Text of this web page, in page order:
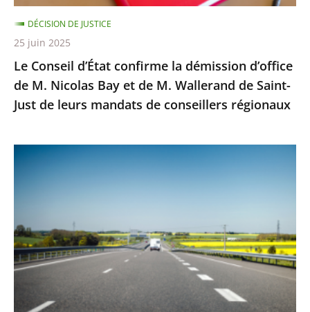
Nicolas
Bay
et
de
M.
Wallerand
Saint-
Just
mandats
de
conseillers
Le Conseil d’État confirme la démission d’office
de M. Nicolas Bay et de M. Wallerand de Saint-
Just de leurs mandats de conseillers régionaux
DÉCISION DE JUSTICE
25 juin 2025
Autoroute
sur
un
litige
de